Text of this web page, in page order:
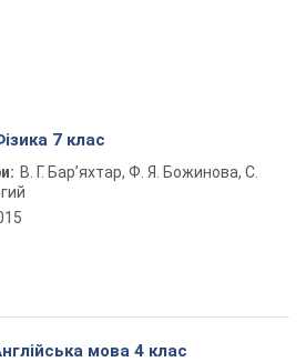
7 клас
В. Г. Бар’яхтар, Ф. Я. Божинова, С.
мова 4 клас